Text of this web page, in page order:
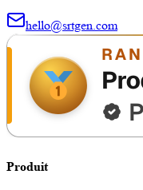
hello@srtgen.com
Produit